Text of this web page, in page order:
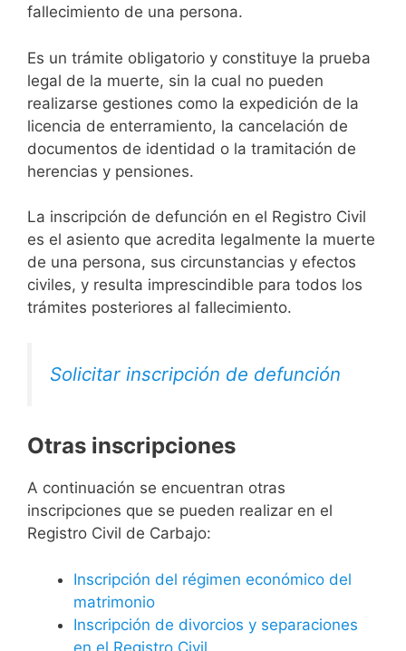
fallecimiento de una persona.
Es un trámite obligatorio y constituye la prueba
legal de la muerte, sin la cual no pueden
realizarse gestiones como la expedición de la
licencia de enterramiento, la cancelación de
documentos de identidad o la tramitación de
herencias y pensiones.
La inscripción de defunción en el Registro Civil
es el asiento que acredita legalmente la muerte
de una persona, sus circunstancias y efectos
civiles, y resulta imprescindible para todos los
trámites posteriores al fallecimiento.
Solicitar inscripción de defunción
Otras inscripciones
A continuación se encuentran otras
inscripciones que se pueden realizar en el
Registro Civil de Carbajo:
Inscripción del régimen económico del
matrimonio
Inscripción de divorcios y separaciones
en el Registro Civil